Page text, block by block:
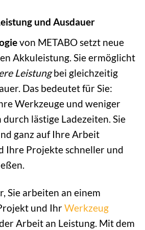
und Ausdauer
von METABO setzt neue
Akkuleistung. Sie ermöglicht
Leistungbei gleichzeitig
Das bedeutet für Sie:
Werkzeuge und weniger
lästige Ladezeiten. Sie
ganz auf Ihre Arbeit
Ihre Projekte schneller und
Sie arbeiten an einem
und IhrWerkzeug
Arbeit an Leistung. Mit dem